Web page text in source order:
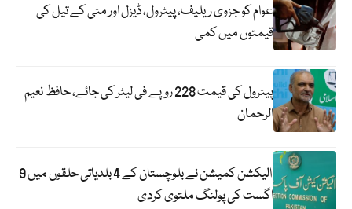
عوام کو جزوی ریلیف، پیٹرول، ڈیزل اور مٹی کے تیل کی
قیمتوں میں کمی
پیٹرول کی قیمت 228 روپے فی لیٹر کی جائے، حافظ نعیم
الرحمان
الیکشن کمیشن نے بلوچستان کے 4 بلدیاتی حلقوں میں 9
اگست کی پولنگ ملتوی کردی